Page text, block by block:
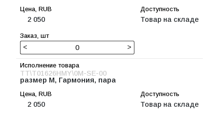
2 050 Товар на складе
< >
TT\T01626HMY\0M-SE-00
размер M, Гармония, пара
2 050 Товар на складе